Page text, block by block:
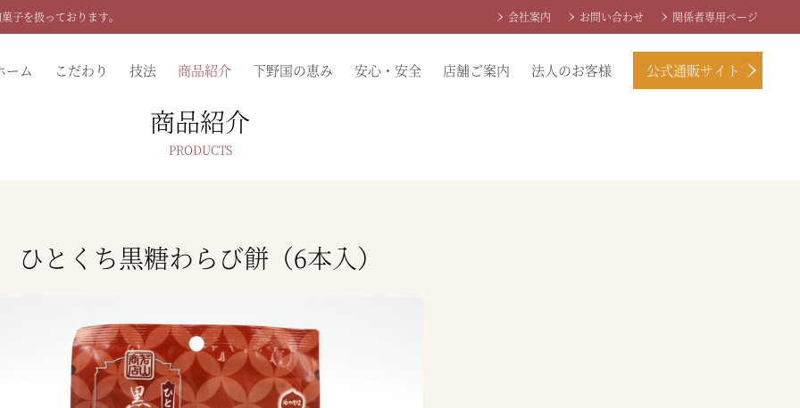
子を扱っております。 会社案内 お問い合わせ 関係者専用ページ
ーム こだわり 技法 商品紹介 下野国の恵み 安心・安全 店舗ご案内 法人のお客様 公式通販サイト
商品紹介
ひとくち黒糖わらび餅（6本入）